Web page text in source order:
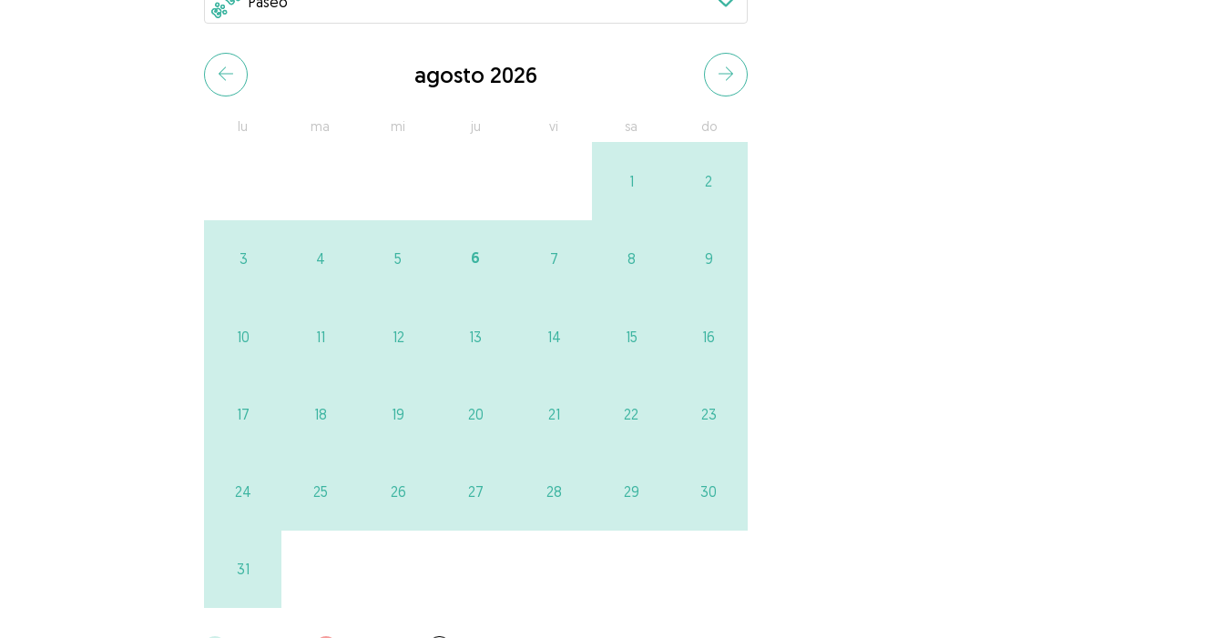
agosto 2026
lu ma mi ju vi sa do
1 2
3 4 5 6 7 8 9
10 11 12 13 14 15 16
17 18 19 20 21 22 23
24 25 26 27 28 29 30
31